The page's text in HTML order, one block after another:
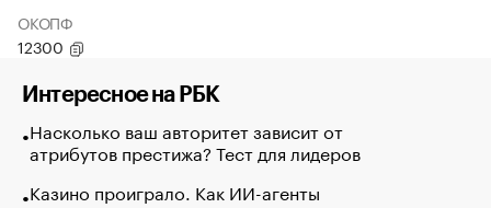
ОКОПФ
12300
Интересное на РБК
Насколько ваш авторитет зависит от
атрибутов престижа? Тест для лидеров
Казино проиграло. Как ИИ-агенты